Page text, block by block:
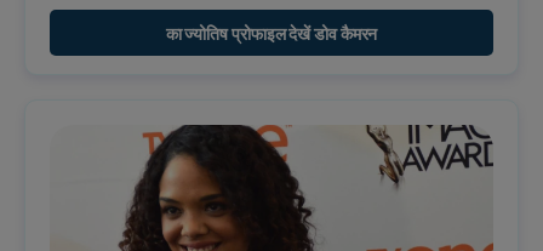
का ज्योतिष प्रोफाइल देखें डोव कैमरन